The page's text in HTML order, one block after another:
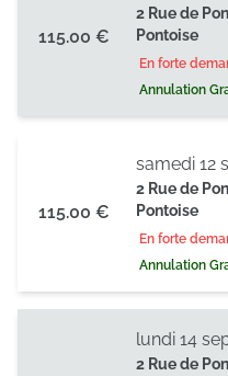
115.00 €
2 Rue de
Pontoise
En forte
Annulation
115.00 €
2 Rue de
Pontoise
En forte
Annulation
samedi 12
2 Rue de
lundi 14